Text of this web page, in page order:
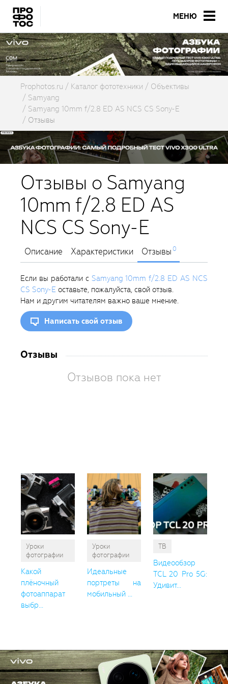
МЕНЮ
Prophotos.ru Каталог фототехники
Объективы
Samyang
Samyang 10mm f/2.8 ED AS NCS CS Sony-E
Отзывы
Отзывы о Samyang
10mm f/2.8 ED AS
NCS CS Sony-E
Описание Характеристики Отзывы0
Если вы работали с Samyang 10mm f/2.8 ED AS NCS
CS Sony-E оставьте, пожалуйста, свой отзыв.
Нам и другим читателям важно ваше мнение.
Написать свой отзыв
Отзывы
Отзывов пока нет
Уроки
фотографии
Какой
плёночный
фотоаппарат
выбр...
Уроки
фотографии
Идеальные
портреты на
мобильный ...
ТВ
Видеообзор
TCL 20 Pro 5G:
Удивит...